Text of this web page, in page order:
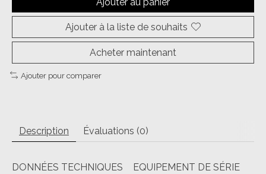
Ajouter à la liste de souhaits
Acheter maintenant
Ajouter pour comparer
Description Évaluations (0)
DONNÉES TECHNIQUES
EQUIPEMENT DE SÉRIE